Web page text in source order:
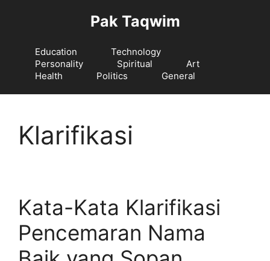
Pak Taqwim
Education
Technology
Personality
Spiritual
Art
Health
Politics General
Klarifikasi
Kata-Kata Klarifikasi
Pencemaran Nama